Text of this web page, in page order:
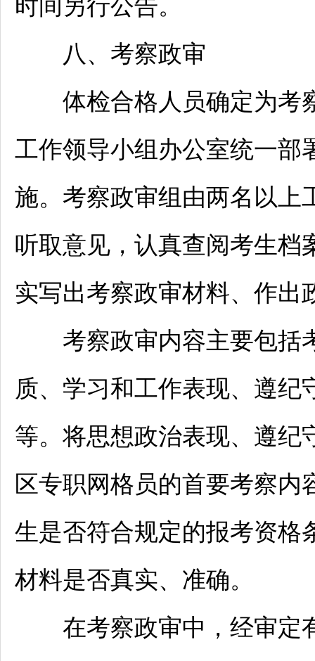
时间另行公告。
八、考察政审
体检合格人员确定为考
工作领导小组办公室统一部
施。考察政审组由两名以上
听取意见，认真查阅考生档
实写出考察政审材料、作出
考察政审内容主要包括
质、学习和工作表现、遵纪
等。将思想政治表现、遵纪
区专职网格员的首要考察内
生是否符合规定的报考资格
材料是否真实、准确。
在考察政审中，经审定